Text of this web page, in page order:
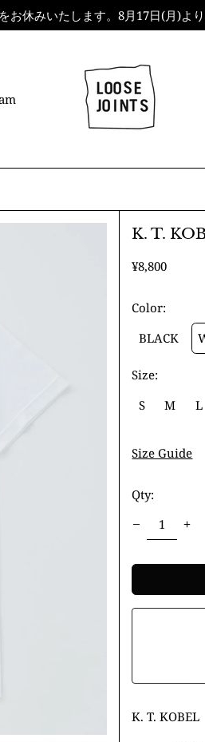
お休みいたします。8月17日(月)
K. T.
通
価
格
¥8,800
Color:
BLACK
Size:
S
M L
Size Guide
Qty:
K. T. KOBEL